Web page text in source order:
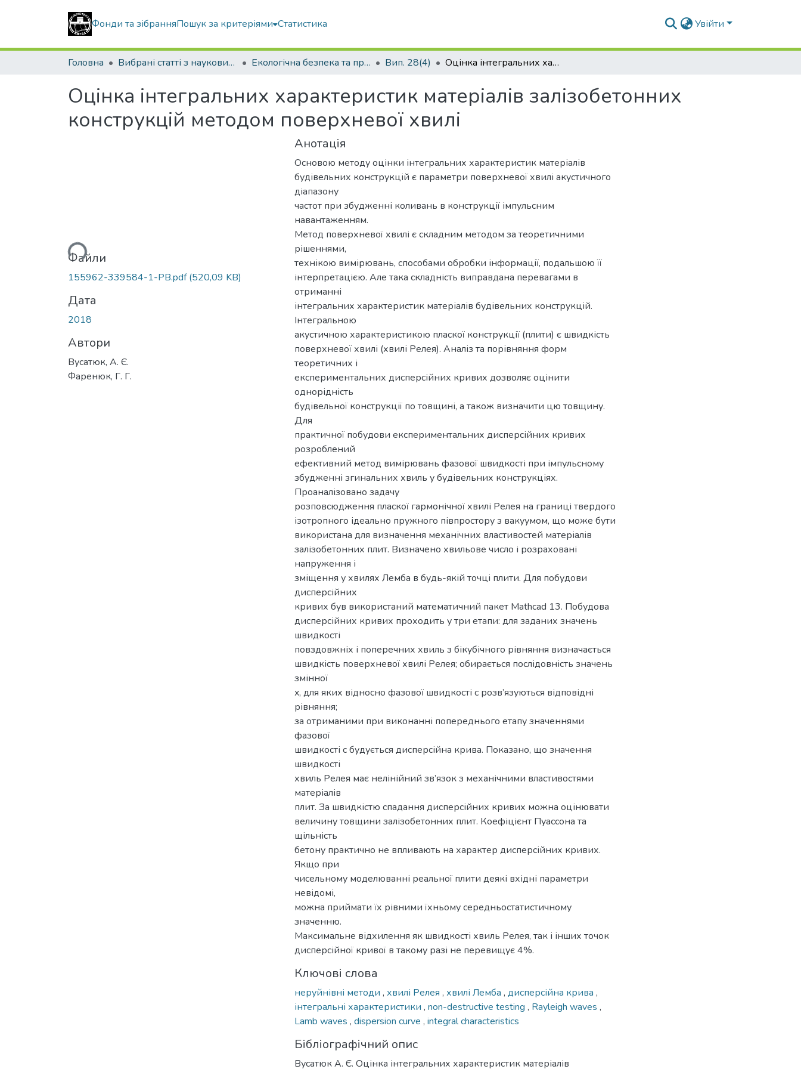
Фонди та зібранняПошук за критеріями Статистика Увійти
Головна Вибрані статті з наукових збірників КНУБА Екологічна безпека та природокористування Вип. 28(4) Oцінка інтегральних характеристик матеріалів залізобетонних конструкцій методом поверхневої хвилі
Oцінка інтегральних характеристик матеріалів залізобетонних
конструкцій методом поверхневої хвилі
Вантажиться...
Файли
155962-339584-1-PB.pdf(520,09 KB)
Дата
2018
Автори
Вусатюк, А. Є.
Фаренюк, Г. Г.
Анотація
Основою методу оцінки інтегральних характеристик матеріалів
будівельних конструкцій є параметри поверхневої хвилі акустичного
діапазону
частот при збудженні коливань в конструкції імпульсним
навантаженням.
Метод поверхневої хвилі є складним методом за теоретичними
рішеннями,
технікою вимірювань, способами обробки інформації, подальшою її
інтерпретацією. Але така складність виправдана перевагами в
отриманні
інтегральних характеристик матеріалів будівельних конструкцій.
Інтегральною
акустичною характеристикою пласкої конструкції (плити) є швидкість
поверхневої хвилі (хвилі Релея). Аналіз та порівняння форм
теоретичних і
експериментальних дисперсійних кривих дозволяє оцінити
однорідність
будівельної конструкції по товщині, а також визначити цю товщину.
Для
практичної побудови експериментальних дисперсійних кривих
розроблений
ефективний метод вимірювань фазової швидкості при імпульсному
збудженні згинальних хвиль у будівельних конструкціях.
Проаналізовано задачу
розповсюдження пласкої гармонічної хвилі Релея на границі твердого
ізотропного ідеально пружного півпростору з вакуумом, що може бути
використана для визначення механічних властивостей матеріалів
залізобетонних плит. Визначено хвильове число і розраховані
напруження і
зміщення у хвилях Лемба в будь-якій точці плити. Для побудови
дисперсійних
кривих був використаний математичний пакет Mathcad 13. Побудова
дисперсійних кривих проходить у три етапи: для заданих значень
швидкості
повздовжніх і поперечних хвиль з бікубічного рівняння визначається
швидкість поверхневої хвилі Релея; обирається послідовність значень
змінної
x, для яких відносно фазової швидкості с розв’язуються відповідні
рівняння;
за отриманими при виконанні попереднього етапу значеннями
фазової
швидкості с будується дисперсійна крива. Показано, що значення
швидкості
хвиль Релея має нелінійний зв’язок з механічними властивостями
матеріалів
плит. За швидкістю спадання дисперсійних кривих можна оцінювати
величину товщини залізобетонних плит. Коефіцієнт Пуассона та
щільність
бетону практично не впливають на характер дисперсійних кривих.
Якщо при
чисельному моделюванні реальної плити деякі вхідні параметри
невідомі,
можна приймати їх рівними їхньому середньостатистичному
значенню.
Максимальне відхилення як швидкості хвиль Релея, так і інших точок
дисперсійної кривої в такому разі не перевищує 4%.
Ключові слова
неруйнівні методи , хвилі Релея , хвилі Лемба , дисперсійна крива ,
інтегральні характеристики , non-destructive testing , Rayleigh waves ,
Lamb waves , dispersion curve , integral characteristics
Бібліографічний опис
Вусатюк А. Є. Oцінка інтегральних характеристик матеріалів